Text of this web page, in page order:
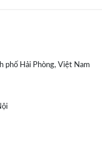
phố Hải Phòng, Việt Nam